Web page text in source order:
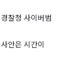
찰청 사이버범
안은 시간이